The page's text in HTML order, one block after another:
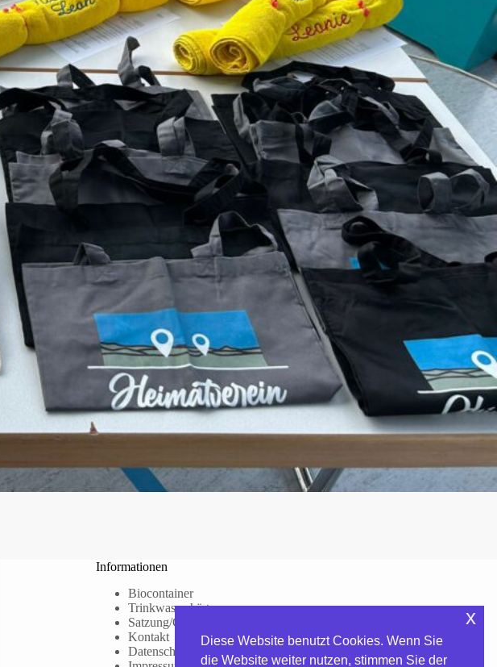
Informationen
Biocontainer
Trinkwasserhärte
Satzung/Gebühren
Kontakt
Datenschutzerklärung
Diese Website benutzt Cookies. Wenn Sie
die Website weiter nutzen, stimmen Sie der
x